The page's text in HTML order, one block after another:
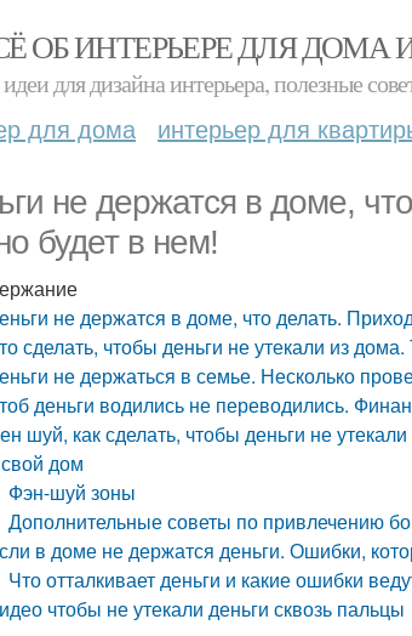
ОБ ИНТЕРЬЕРЕ ДЛЯ ДОМА
для дизайна интерьера, полезные
для дома интерьер для
не держатся в доме,
будет в нем!
не держатся в доме, что делать.
сделать, чтобы деньги не утекали из
не держаться в семье. Несколько
деньги водились не переводились.
шуй, как сделать, чтобы деньги не
дом
Фэн-шуй зоны
Дополнительные советы по привлечению
в доме не держатся деньги. Ошибки,
Что отталкивает деньги и какие ошибки
чтобы не утекали деньги сквозь пальцы